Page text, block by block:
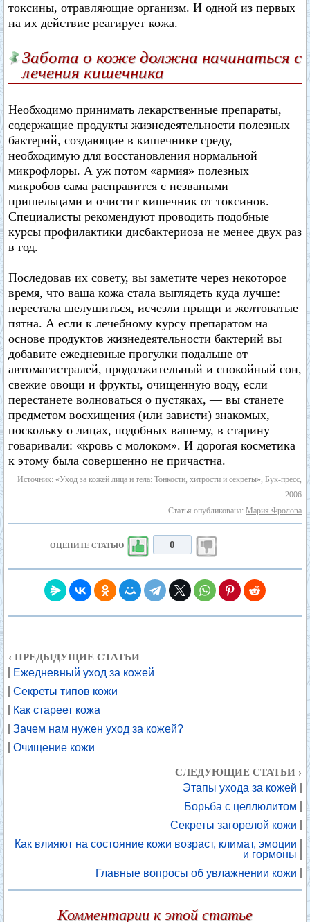
токсины, отравляющие организм. И одной из первых
на их действие реагирует кожа.
Забота о коже должна начинаться с
лечения кишечника
Необходимо принимать лекарственные препараты,
содержащие продукты жизнедеятельности полезных
бактерий, создающие в кишечнике среду,
необходимую для восстановления нормальной
микрофлоры. А уж потом «армия» полезных
микробов сама расправится с незваными
пришельцами и очистит кишечник от токсинов.
Специалисты рекомендуют проводить подобные
курсы профилактики дисбактериоза не менее двух раз
в год.
Последовав их совету, вы заметите через некоторое
время, что ваша кожа стала выглядеть куда лучше:
перестала шелушиться, исчезли прыщи и желтоватые
пятна. А если к лечебному курсу препаратом на
основе продуктов жизнедеятельности бактерий вы
добавите ежедневные прогулки подальше от
автомагистралей, продолжительный и спокойный сон,
свежие овощи и фрукты, очищенную воду, если
перестанете волноваться о пустяках, — вы станете
предметом восхищения (или зависти) знакомых,
поскольку о лицах, подобных вашему, в старину
говаривали: «кровь с молоком». И дорогая косметика
к этому была совершенно не причастна.
Источник: «Уход за кожей лица и тела: Тонкости, хитрости и секреты», Бук-пресс,
2006
Статья опубликована: Мария Фролова
ОЦЕНИТЕ СТАТЬЮ 0
‹ ПРЕДЫДУЩИЕ СТАТЬИ
Ежедневный уход за кожей
Секреты типов кожи
Как стареет кожа
Зачем нам нужен уход за кожей?
Очищение кожи
СЛЕДУЮЩИЕ СТАТЬИ ›
Этапы ухода за кожей
Борьба с целлюлитом
Секреты загорелой кожи
Как влияют на состояние кожи возраст, климат, эмоции
и гормоны
Главные вопросы об увлажнении кожи
Комментарии к этой статье